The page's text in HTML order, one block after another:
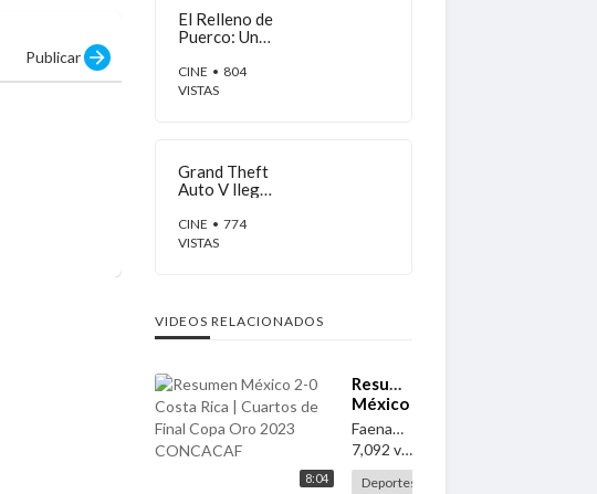
Publicar
El Relleno de
Puerco: Un
Platillo
Típico de
CINE • 804
VISTAS
Grand Theft
Auto V llega
Game Pass:
Una gran
CINE • 774
VISTAS
VIDEOS RELACIONADOS
8:04
⁣Resumen
México
2-0
Costa
Rica |
Cuartos
FaenaDeportiva
7,092 vistas
Deportes